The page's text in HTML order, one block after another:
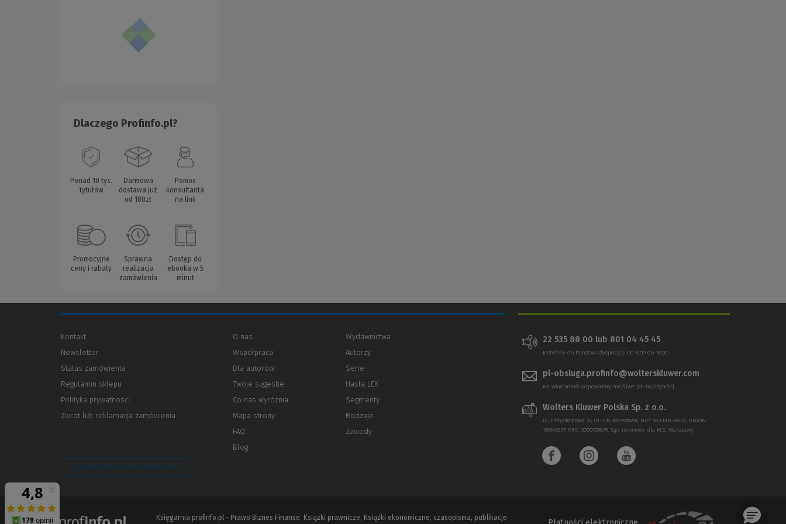
Dlaczego Profinfo.pl?
Ponad 10 tys.
tytułów
Darmowa
dostawa już
od 180zł
Pomoc
konsultanta
na linii
Promocyjne
ceny i rabaty
Sprawna
realizacja
zamówienia
Dostęp do
ebooka w 5
minut
Kontakt
Newsletter
Status zamówienia
Regulamin sklepu
Polityka prywatności
innej
Zwrot lub reklamacja zamówienia
O nas
Współpraca
Dla autorów
innej
strony)
Twoje sugestie
Co nas wyróżnia
Mapa strony
FAQ
Blog
Wydawnictwa
Autorzy
Serie
Hasła LEX
Segmenty
Rodzaje
Zawody
Zarządzaj preferencjami plików cookie
22 535 88 00 lub 801 04 45 45
Jesteśmy do Państwa dyspozycji od 8:00 do 16:00
pl-obsluga.profinfo@wolterskluwer.com
Na wiadomość odpowiemy możliwe jak najszybciej.
Wolters Kluwer Polska Sp. z o.o.
ul. Przyokopowa 33, 01-208 Warszawa; NIP: 583-001-89-31, REGON:
190610277, KRS: 0000709879, Sąd rejonowy dla M.S. Warszawy
Księgarnia profinfo.pl - Prawo Biznes Finanse, Książki prawnicze, Książki ekonomiczne, czasopisma, publikacje